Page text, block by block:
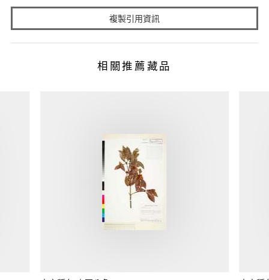
複製引用資訊
相關推薦藏品